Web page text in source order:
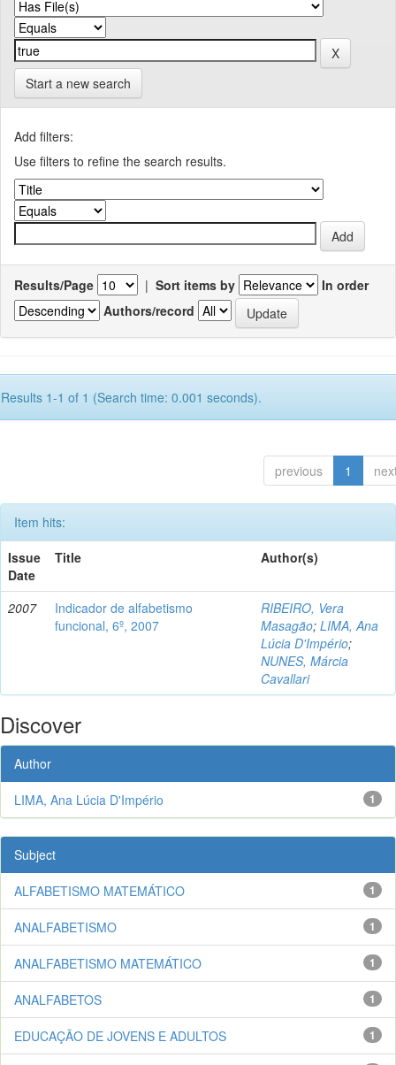
Start a new search
Add filters:
Use filters to refine the search results.
Results/Page | Sort items by
In order
Authors/record
Results 1-1 of 1 (Search time: 0.001 seconds).
previous 1
Item hits:
Issue
Date
Title Author(s)
2007
Indicador de alfabetismo
funcional, 6º, 2007
RIBEIRO, Vera
Masagão; LIMA, Ana
Lúcia D'Império;
NUNES, Márcia
Cavallari
Discover
Author
1
LIMA, Ana Lúcia D'Império
Subject
1
ALFABETISMO MATEMÁTICO
1
ANALFABETISMO
1
ANALFABETISMO MATEMÁTICO
1
ANALFABETOS
1
EDUCAÇÃO DE JOVENS E ADULTOS